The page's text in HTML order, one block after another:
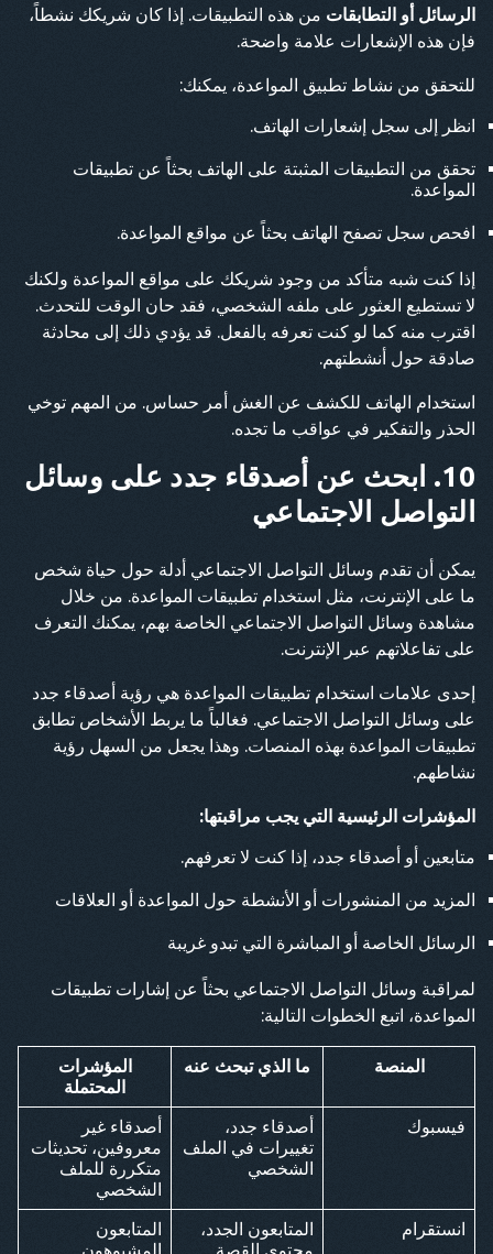
الرسائل أو التطابقات من هذه التطبيقات. إذا كان شريكك نشطاً،
فإن هذه الإشعارات علامة واضحة.
للتحقق من نشاط تطبيق المواعدة، يمكنك:
انظر إلى سجل إشعارات الهاتف.
تحقق من التطبيقات المثبتة على الهاتف بحثاً عن تطبيقات
المواعدة.
افحص سجل تصفح الهاتف بحثاً عن مواقع المواعدة.
إذا كنت شبه متأكد من وجود شريكك على مواقع المواعدة ولكنك
لا تستطيع العثور على ملفه الشخصي، فقد حان الوقت للتحدث.
اقترب منه كما لو كنت تعرفه بالفعل. قد يؤدي ذلك إلى محادثة
صادقة حول أنشطتهم.
استخدام الهاتف للكشف عن الغش أمر حساس. من المهم توخي
الحذر والتفكير في عواقب ما تجده.
10. ابحث عن أصدقاء جدد على وسائل
التواصل الاجتماعي
يمكن أن تقدم وسائل التواصل الاجتماعي أدلة حول حياة شخص
ما على الإنترنت، مثل استخدام تطبيقات المواعدة. من خلال
مشاهدة وسائل التواصل الاجتماعي الخاصة بهم، يمكنك التعرف
على تفاعلاتهم عبر الإنترنت.
إحدى علامات استخدام تطبيقات المواعدة هي رؤية أصدقاء جدد
على وسائل التواصل الاجتماعي. فغالباً ما يربط الأشخاص تطابق
تطبيقات المواعدة بهذه المنصات. وهذا يجعل من السهل رؤية
نشاطهم.
المؤشرات الرئيسية التي يجب مراقبتها:
متابعين أو أصدقاء جدد، إذا كنت لا تعرفهم.
المزيد من المنشورات أو الأنشطة حول المواعدة أو العلاقات
الرسائل الخاصة أو المباشرة التي تبدو غريبة
لمراقبة وسائل التواصل الاجتماعي بحثاً عن إشارات تطبيقات
المواعدة، اتبع الخطوات التالية:
المنصة ما الذي تبحث عنه
المؤشرات
المحتملة
فيسبوك
أصدقاء جدد،
تغييرات في الملف
الشخصي
أصدقاء غير
معروفين، تحديثات
متكررة للملف
الشخصي
انستقرام
المتابعون الجدد،
محتوى القصة
المتابعون
المشبوهون